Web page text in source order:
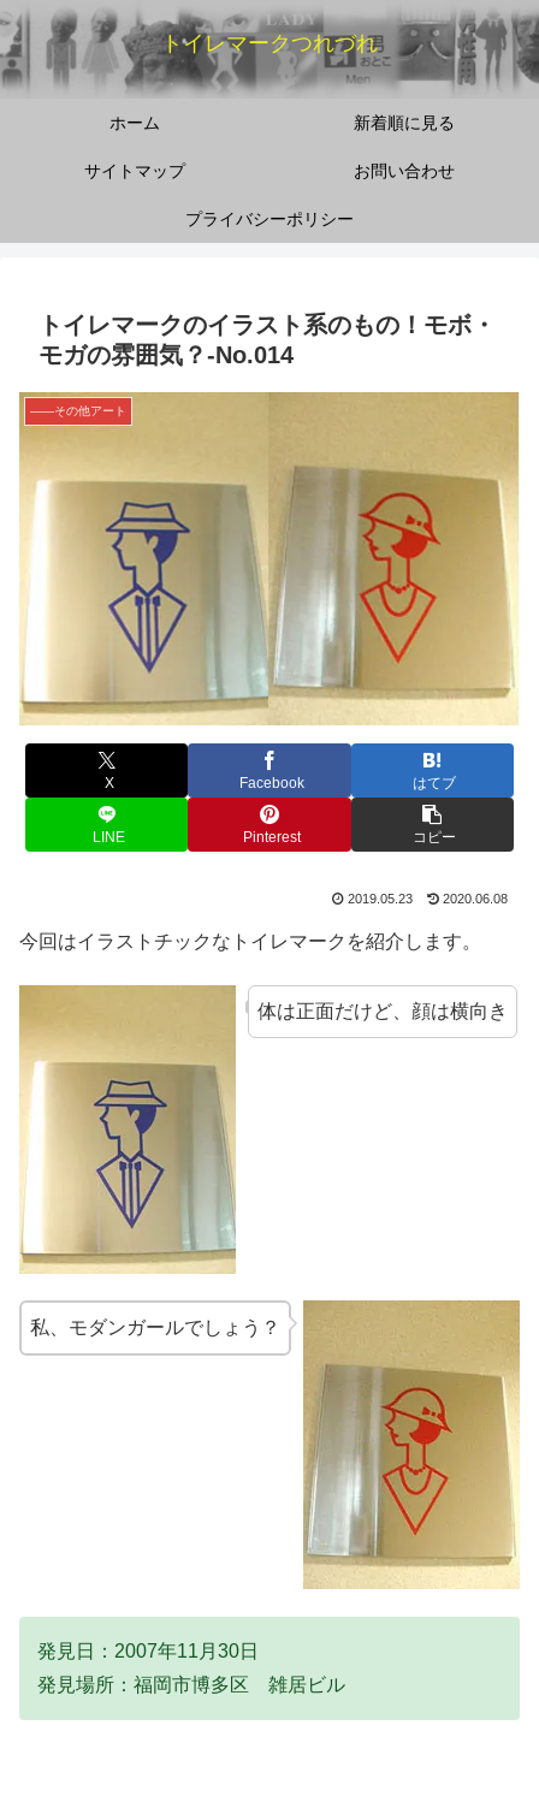
トイレマークつれづれ
ホーム 新着順に見る
サイトマップ お問い合わせ
プライバシーポリシー
トイレマークのイラスト系のもの！モボ・
モガの雰囲気？-No.014
――その他アート
X Facebook はてブ
LINE Pinterest コピー
2019.05.23 2020.06.08
今回はイラストチックなトイレマークを紹介します。
体は正面だけど、顔は横向き
私、モダンガールでしょう？
発見日：2007年11月30日
発見場所：福岡市博多区 雑居ビル